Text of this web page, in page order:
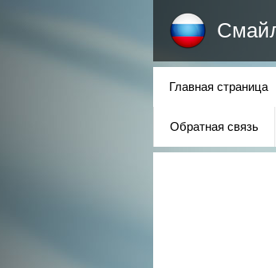
Главная страница
Обратная связь